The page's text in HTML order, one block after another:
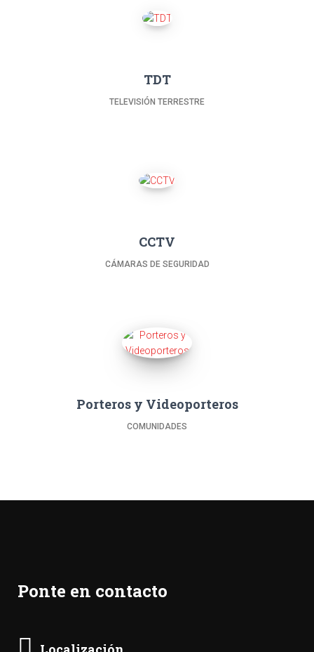
TDT
TELEVISIÓN TERRESTRE
CCTV
CÁMARAS DE SEGURIDAD
Porteros y Videoporteros
COMUNIDADES
Ponte en contacto